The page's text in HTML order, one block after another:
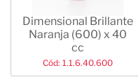
Dimensional Brillante
Naranja (600) x 40
cc
Cód: 1.1.6.40.600